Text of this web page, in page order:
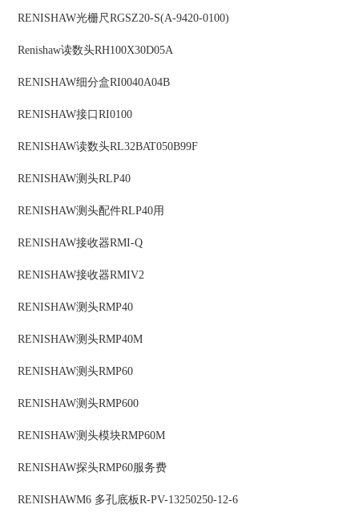
RENISHAW光栅尺RGSZ20-S(A-9420-0100)
Renishaw读数头RH100X30D05A
RENISHAW细分盒RI0040A04B
RENISHAW接口RI0100
RENISHAW读数头RL32BAT050B99F
RENISHAW测头RLP40
RENISHAW测头配件RLP40用
RENISHAW接收器RMI-Q
RENISHAW接收器RMIV2
RENISHAW测头RMP40
RENISHAW测头RMP40M
RENISHAW测头RMP60
RENISHAW测头RMP600
RENISHAW测头模块RMP60M
RENISHAW探头RMP60服务费
RENISHAWM6 多孔底板R-PV-13250250-12-6